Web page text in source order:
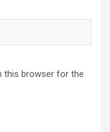
this browser for the